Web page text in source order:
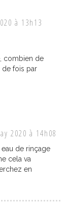
à 13h13
combien de
fois par
2020 à 14h08
de rinçage
cela va
en